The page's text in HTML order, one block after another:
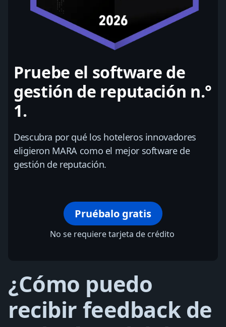
Pruebe el software de
gestión de reputación n.°
1.
Descubra por qué los hoteleros innovadores
eligieron MARA como el mejor software de
gestión de reputación.
Pruébalo gratis
No se requiere tarjeta de crédito
¿Cómo puedo
recibir feedback de